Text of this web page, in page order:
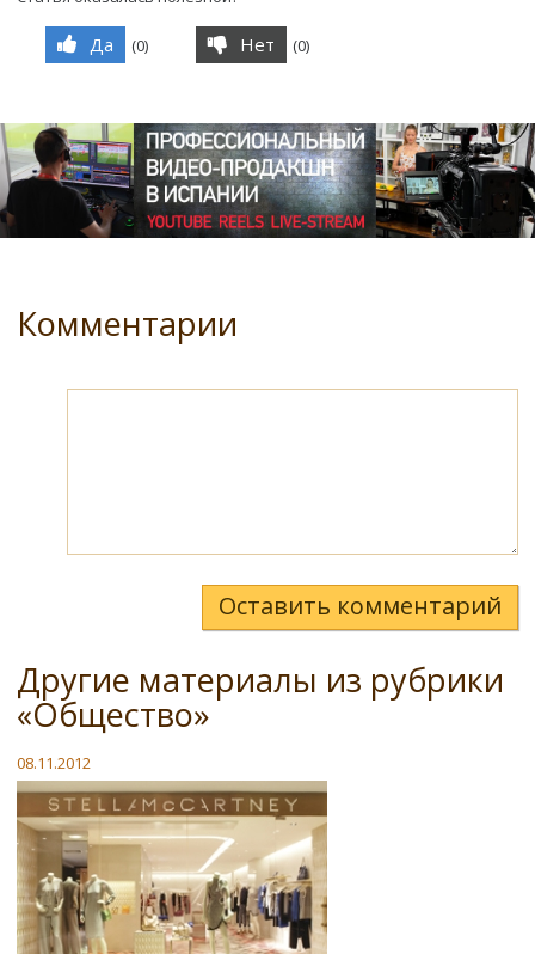
Да (0) Нет (0)
Комментарии
Оставить комментарий
Другие материалы из рубрики
«Общество»
08.11.2012